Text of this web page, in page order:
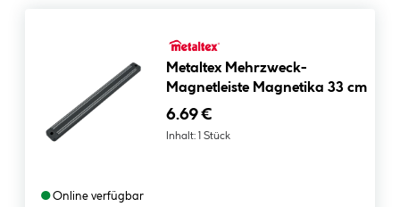
Metaltex Mehrzweck-
Magnetleiste Magnetika 33 cm
6.69 €
Inhalt: 1 Stück
●Online verfügbar